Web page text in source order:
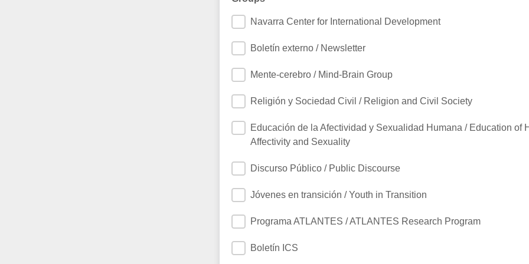
Navarra Center for International Development
Boletín externo / Newsletter
Mente-cerebro / Mind-Brain Group
Religión y Sociedad Civil / Religion and Civil Society
Educación de la Afectividad y Sexualidad Humana / Education of
Affectivity and Sexuality
Discurso Público / Public Discourse
Jóvenes en transición / Youth in Transition
Programa ATLANTES / ATLANTES Research Program
Boletín ICS